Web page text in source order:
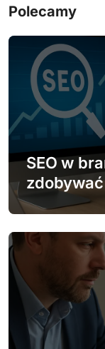
c
j
p
i
s
u
Polecamy
SEO w